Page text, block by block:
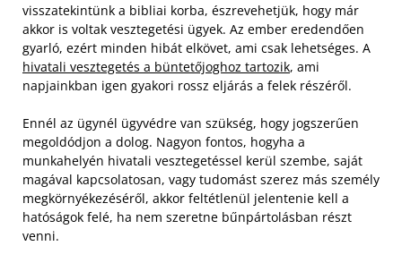
visszatekintünk a bibliai korba, észrevehetjük, hogy már
akkor is voltak vesztegetési ügyek. Az ember eredendően
gyarló, ezért minden hibát elkövet, ami csak lehetséges. A
hivatali vesztegetés a büntetőjoghoz tartozik, ami
napjainkban igen gyakori rossz eljárás a felek részéről.
Ennél az ügynél ügyvédre van szükség, hogy jogszerűen
megoldódjon a dolog. Nagyon fontos, hogyha a
munkahelyén hivatali vesztegetéssel kerül szembe, saját
magával kapcsolatosan, vagy tudomást szerez más személy
megkörnyékezéséről, akkor feltétlenül jelentenie kell a
hatóságok felé, ha nem szeretne bűnpártolásban részt
venni.